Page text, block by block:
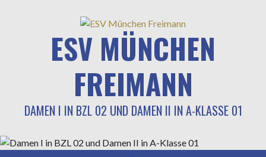
ESV MÜNCHEN
FREIMANN
DAMEN I IN BZL 02 UND DAMEN II IN A-KLASSE 01